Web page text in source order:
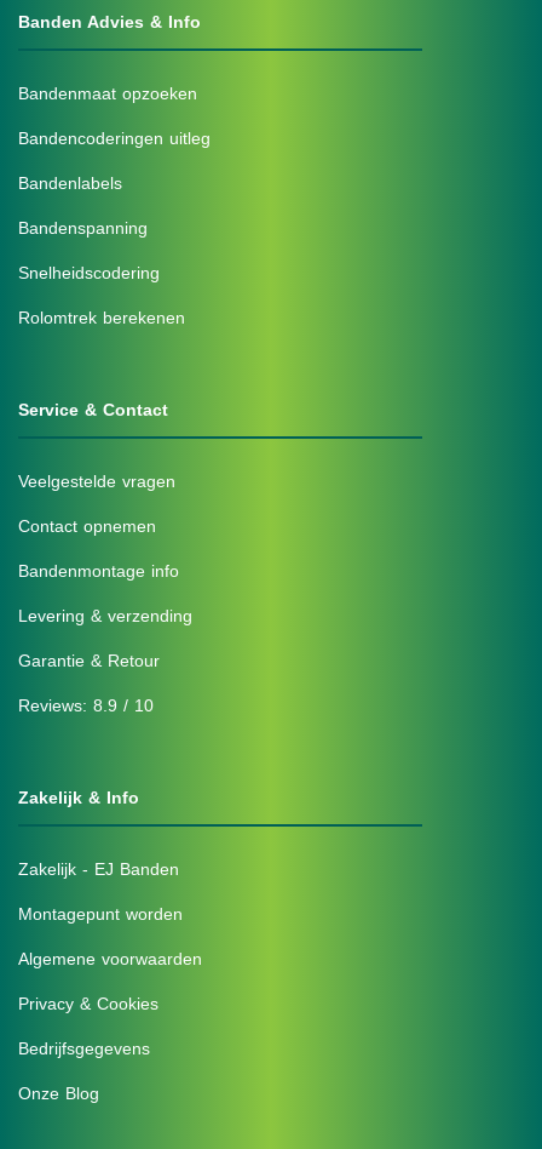
Banden Advies & Info
Bandenmaat opzoeken
Bandencoderingen uitleg
Bandenlabels
Bandenspanning
Snelheidscodering
Rolomtrek berekenen
Service & Contact
Veelgestelde vragen
Contact opnemen
Bandenmontage info
Levering & verzending
Garantie & Retour
Reviews: 8.9 / 10
Zakelijk & Info
Zakelijk - EJ Banden
Montagepunt worden
Algemene voorwaarden
Privacy & Cookies
Bedrijfsgegevens
Onze Blog